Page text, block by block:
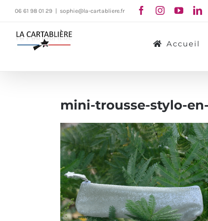
contenu
06 61 98 01 29 sophie@la-cartabliere.fr
Accueil
mini-trousse-stylo-